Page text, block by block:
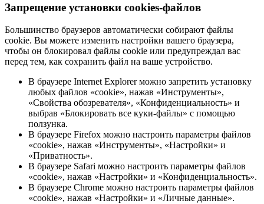
Запрещение установки cookies-файлов
Большинство браузеров автоматически собирают файлы
cookie. Вы можете изменить настройки вашего браузера,
чтобы он блокировал файлы cookie или предупреждал вас
перед тем, как сохранить файл на ваше устройство.
В браузере Internet Explorer можно запретить установку
любых файлов «cookie», нажав «Инструменты»,
«Свойства обозревателя», «Конфиденциальность» и
выбрав «Блокировать все куки-файлы» с помощью
ползунка.
В браузере Firefox можно настроить параметры файлов
«cookie», нажав «Инструменты», «Настройки» и
«Приватность».
В браузере Safari можно настроить параметры файлов
«cookie», нажав «Настройки» и «Конфиденциальность».
В браузере Chrome можно настроить параметры файлов
«cookie», нажав «Настройки» и «Личные данные».